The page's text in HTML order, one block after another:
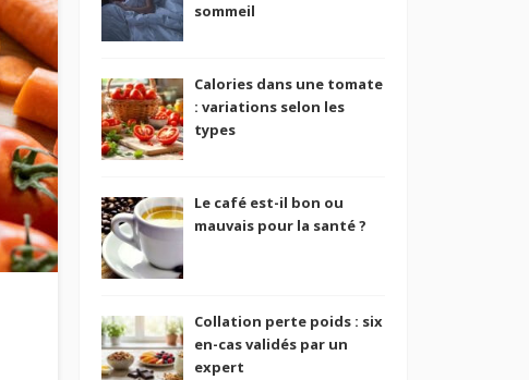
sommeil
Calories dans une tomate
: variations selon les
types
Le café est-il bon ou
mauvais pour la santé ?
Collation perte poids : six
en-cas validés par un
expert